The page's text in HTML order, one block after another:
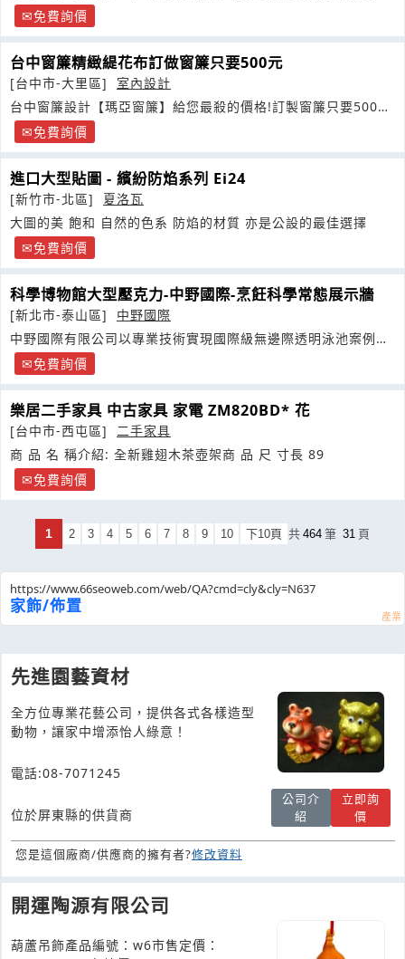
置化妝品保養品
免費詢價
台中窗簾精緻緹花布訂做窗簾只要500元
[台中市-大里區]
室內設計
台中窗簾設計【瑪亞窗簾】給您最殺的價格!訂製窗簾只要500
元！免費詢價
進口大型貼圖 - 繽紛防焰系列 Ei24
[新竹市-北區]
夏洛瓦
大圖的美 飽和 自然的色系 防焰的材質 亦是公設的最佳選擇
免費詢價
科學博物館大型壓克力-中野國際-烹飪科學常態展示牆
[新北市-泰山區]
中野國際
中野國際有限公司以專業技術實現國際級無邊際透明泳池案例以
超厚壓克力視窗與泳池不鏽鋼
免費詢價
樂居二手家具 中古家具 家電 ZM820BD* 花
[台中市-西屯區]
二手家具
商 品 名 稱介紹: 全新雞翅木茶壺架商 品 尺 寸長 89
免費詢價
1 2 3 4 5 6 7 8 9 10 下10頁 共 464 筆 31 頁
https://www.66seoweb.com/web/QA?cmd=cly&cly=N637
家飾/佈置
先進園藝資材
全方位專業花藝公司，提供各式各樣造型
動物，讓家中增添怡人綠意！
電話:08-7071245
位於屏東縣的供貨商
公司介
紹
立即詢
價
您是這個廠商/供應商的擁有者?修改資料
開運陶源有限公司
葫蘆吊飾產品編號：w6市售定價：